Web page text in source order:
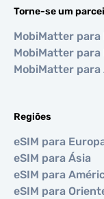
Torne-se um
MobiMatter para
MobiMatter para
MobiMatter para
Regiões
eSIM para
eSIM para Ásia
eSIM para
eSIM para